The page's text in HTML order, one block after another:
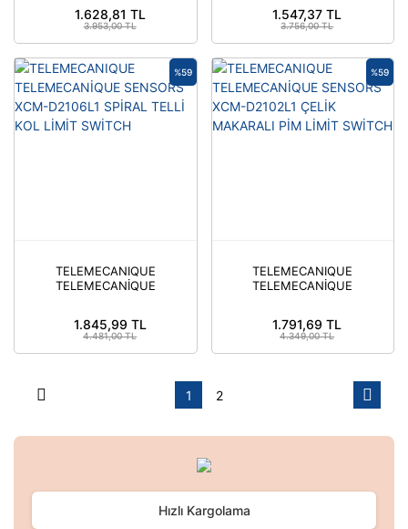
LİMİT SWİTCH
1.628,81 TL
3.953,00 TL
SWİTCH
1.547,37 TL
3.756,00 TL
TELEMECANIQUE
TELEMECANİQUE
KOL LİMİT SWİTCH
%59
1.845,99 TL
4.481,00 TL
TELEMECANIQUE
TELEMECANİQUE
MAKARALI PİM LİMİT
SWİTCH
%59
1.791,69 TL
4.349,00 TL
1 2
Hızlı Kargolama